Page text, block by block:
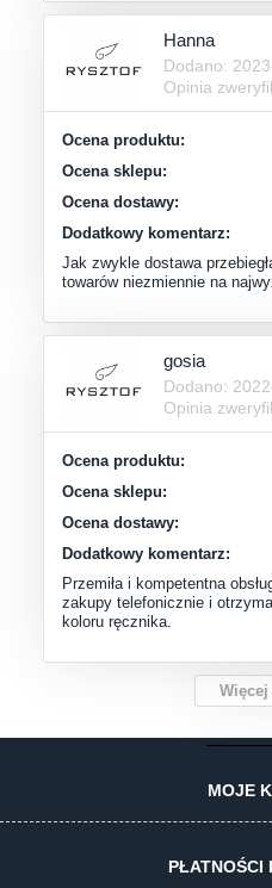
Hanna
Dodano:
Opinia
Ocena produktu:
Ocena sklepu:
Ocena dostawy:
Dodatkowy komentarz:
Jak zwykle dostawa
towarów niezmiennie na
gosia
Dodano:
Opinia
Ocena produktu:
Ocena sklepu:
Ocena dostawy:
Dodatkowy komentarz:
Przemiła i kompetentna
zakupy telefonicznie i
koloru ręcznika.
MOJE
PŁATNOŚCI